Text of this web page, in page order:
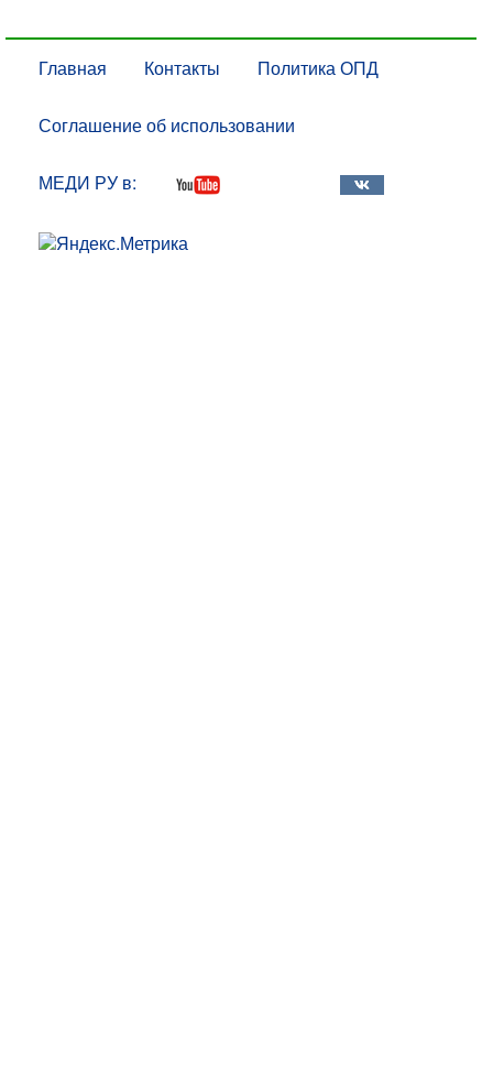
Главная Контакты Политика ОПД
Соглашение об использовании
МЕДИ РУ в: